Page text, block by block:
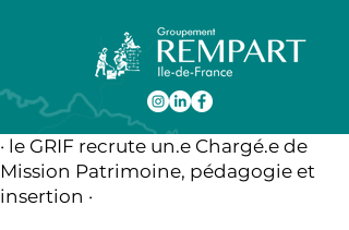
· le GRIF recrute un.e Chargé.e de
Mission Patrimoine, pédagogie et
insertion ·